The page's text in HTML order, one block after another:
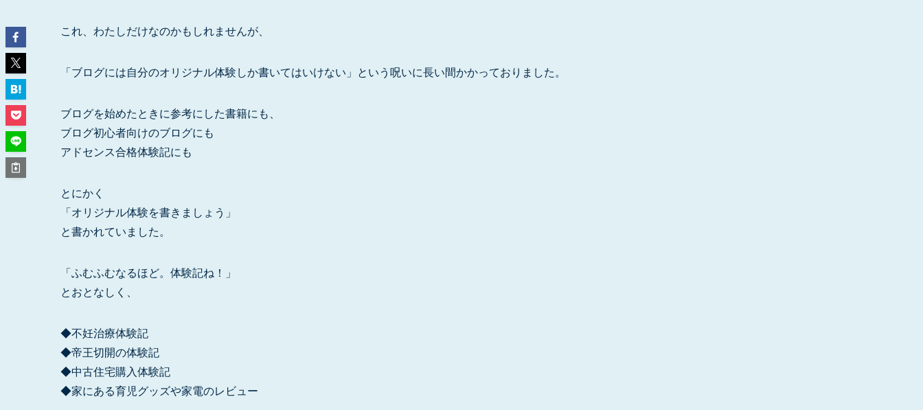
これ、わたしだけなのかもしれませんが、
「ブログには自分のオリジナル体験しか書いてはいけない」という呪いに長い間かかっておりました。
ブログを始めたときに参考にした書籍にも、
ブログ初心者向けのブログにも
アドセンス合格体験記にも
とにかく
「オリジナル体験を書きましょう」
と書かれていました。
「ふむふむなるほど。体験記ね！」
とおとなしく、
◆不妊治療体験記
◆帝王切開の体験記
◆中古住宅購入体験記
◆家にある育児グッズや家電のレビュー